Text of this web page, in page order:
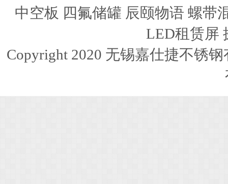
中空板 四氟储罐 辰颐物语 螺带
LED租赁屏
Copyright 2020 无锡嘉仕捷不锈